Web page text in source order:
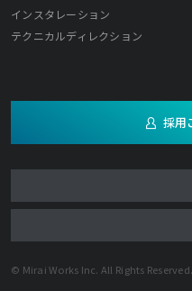
インスタレーション
テクニカルディレクション
採用
© Mirai Works Inc. All Rights Reserved.